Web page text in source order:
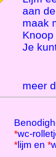
aan
maak
Je
meer
*wc-
*lijm en *